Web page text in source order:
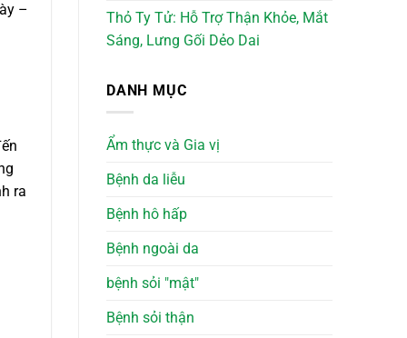
–
ra
Thỏ Ty Tử: Hỗ Trợ Thận Khỏe, Mắt
Sáng, Lưng Gối Dẻo Dai
DANH MỤC
Ẩm thực và Gia vị
Bệnh da liễu
Bệnh hô hấp
Bệnh ngoài da
bệnh sỏi "mật"
Bệnh sỏi thận